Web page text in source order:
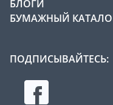
БЛОГИ
БУМАЖНЫЙ
ПОДПИСЫВАЙТЕСЬ: